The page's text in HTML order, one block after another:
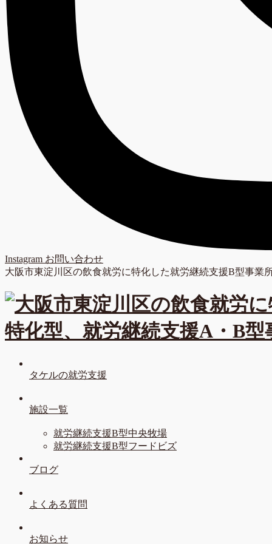
Instagram お問い合わせ
大阪市東淀川区の飲食就労に特化した就労継続支援B型事業
タケルの就労支援
施設一覧
就労継続支援B型中央牧場
就労継続支援B型フードビズ
ブログ
よくある質問
お知らせ